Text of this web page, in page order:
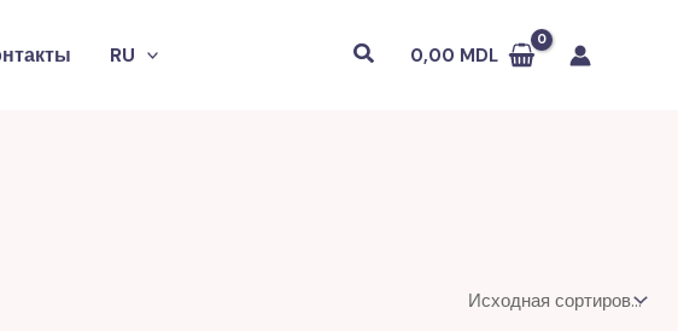
RU Поиск0,00 MDL